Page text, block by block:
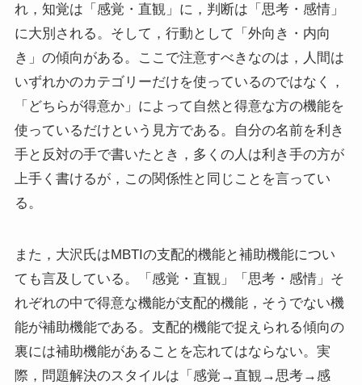
れ，知覚は「感覚・直観」に，判断は「思考・感情」
に大別される。そして，行動として「外向き・内向
き」の傾向がある。ここで注意すべきなのは，人間は
いずれかのカテゴリーだけを使っているのではなく，
「どちらが得意か」によって自然と得意な方の機能を
使っているだけという見方である。自分の名前を利き
手と反対の手で書いたとき，多くの人は利き手の方が
上手く書けるが，この関係性と同じことを言ってい
る。
また，大沢氏はMBTIの支配的機能と補助機能につい
ても言及している。「感覚・直観」「思考・感情」そ
れぞれの中で得意な機能が支配的機能，そうでない機
能が補助機能である。支配的機能で捉えられる傾向の
裏には補助機能があることを忘れてはならない。実
際，問題解決のスタイルは「感覚→直観→思考→感